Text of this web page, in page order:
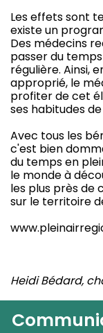
Les effets sont
existe un
Des médecins
passer du
régulière. Ainsi,
approprié, le
profiter de cet
ses habitudes de
Avec tous les
c'est bien
du temps en
le monde à
les plus près de
sur le territoire
Heidi Bédard,